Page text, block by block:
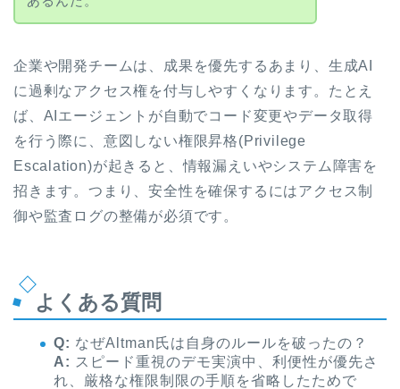
企業や開発チームは、成果を優先するあまり、生成AI
に過剰なアクセス権を付与しやすくなります。たとえ
ば、AIエージェントが自動でコード変更やデータ取得
を行う際に、意図しない権限昇格(Privilege
Escalation)が起きると、情報漏えいやシステム障害を
招きます。つまり、安全性を確保するにはアクセス制
御や監査ログの整備が必須です。
よくある質問
Q: なぜAltman氏は自身のルールを破ったの？
A: スピード重視のデモ実演中、利便性が優先さ
れ、厳格な権限制限の手順を省略したためで